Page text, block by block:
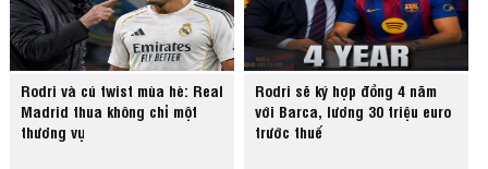
Rodri và cú twist mùa hè: Real
Madrid thua không chỉ một
thương vụ
Rodri sẽ ký hợp đồng 4 năm
với Barca, lương 30 triệu euro
trước thuế